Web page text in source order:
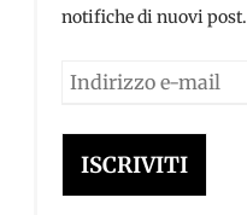
notifiche di nuovi post.
Indirizzo
mail
ISCRIVITI